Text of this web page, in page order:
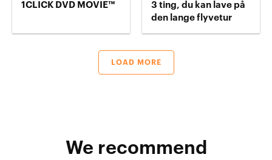
1CLICK DVD MOVIE™
3 ting, du kan lave på
den lange flyvetur
LOAD MORE
We recommend